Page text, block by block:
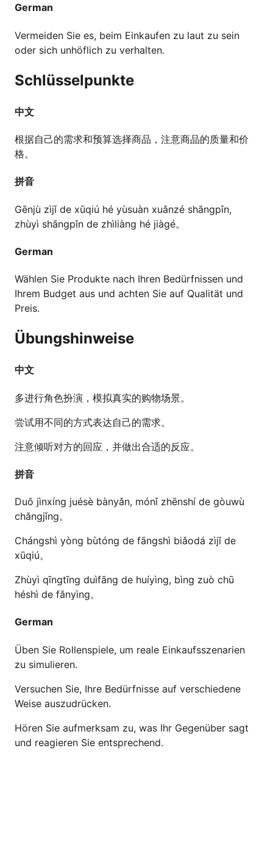
German
Vermeiden Sie es, beim Einkaufen zu laut zu sein
oder sich unhöflich zu verhalten.
Schlüsselpunkte
中文
根据自己的需求和预算选择商品，注意商品的质量和价
格。
拼音
Gēnjù zìjǐ de xūqiú hé yùsuàn xuǎnzé shāngpǐn,
zhùyì shāngpǐn de zhìliàng hé jiàgé。
German
Wählen Sie Produkte nach Ihren Bedürfnissen und
Ihrem Budget aus und achten Sie auf Qualität und
Preis.
Übungshinweise
中文
多进行角色扮演，模拟真实的购物场景。
尝试用不同的方式表达自己的需求。
注意倾听对方的回应，并做出合适的反应。
拼音
Duō jìnxíng juésè bànyǎn, mónǐ zhēnshí de gòuwù
chǎngjǐng。
Chángshì yòng bùtóng de fāngshì biǎodá zìjǐ de
xūqiú。
Zhùyì qīngtīng duìfāng de huíyìng, bìng zuò chū
héshì de fǎnyìng。
German
Üben Sie Rollenspiele, um reale Einkaufsszenarien
zu simulieren.
Versuchen Sie, Ihre Bedürfnisse auf verschiedene
Weise auszudrücken.
Hören Sie aufmerksam zu, was Ihr Gegenüber sagt
und reagieren Sie entsprechend.